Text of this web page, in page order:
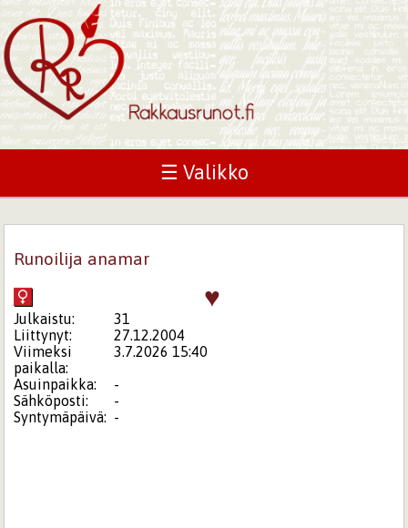
☰ Valikko
Runoilija anamar
♥
Julkaistu:
31
Liittynyt:
27.12.2004
Viimeksi
paikalla:
3.7.2026 15:40
Asuinpaikka:
-
Sähköposti:
-
Syntymäpäivä: -